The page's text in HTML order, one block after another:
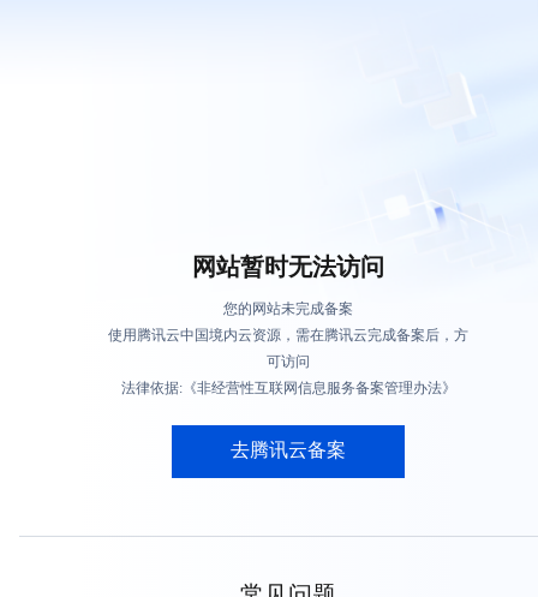
网站暂时无法访问
您的网站未完成备案
使用腾讯云中国境内云资源，需在腾讯云完成备案后，方
可访问
法律依据:《非经营性互联网信息服务备案管理办法》
去腾讯云备案